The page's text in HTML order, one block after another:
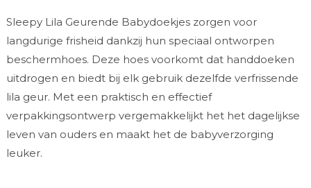
Sleepy Lila Geurende Babydoekjes zorgen voor
langdurige frisheid dankzij hun speciaal ontworpen
beschermhoes. Deze hoes voorkomt dat handdoeken
uitdrogen en biedt bij elk gebruik dezelfde verfrissende
lila geur. Met een praktisch en effectief
verpakkingsontwerp vergemakkelijkt het het dagelijkse
leven van ouders en maakt het de babyverzorging
leuker.